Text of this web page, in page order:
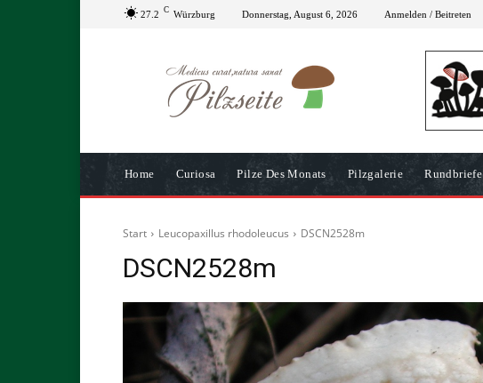
27.2 C Würzburg Donnerstag, August 6, 2026 Anmelden / Beitreten
Home Curiosa Pilze Des Monats Pilzgalerie Rundbriefe
Start Leucopaxillus rhodoleucus DSCN2528m
DSCN2528m